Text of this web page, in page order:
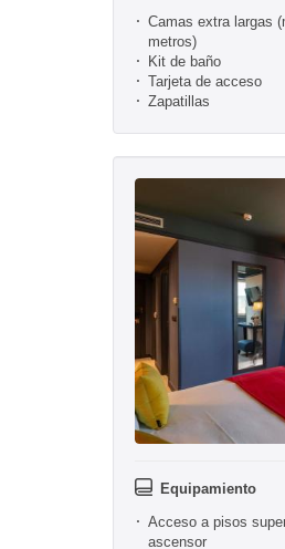
Camas extra largas
metros)
Kit de baño
Tarjeta de acceso
Zapatillas
Equipamiento
Acceso a pisos
ascensor